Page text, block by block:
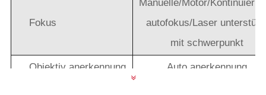
Fokus
Manuelle/Motor/
autofokus/Laser
mit schwerpunkt
Objektiv anerkennung Auto anerkennung